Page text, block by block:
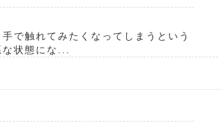
で触れてみたくなってしまうという
状態にな...